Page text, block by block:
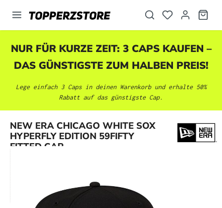
springen
NUR FÜR KURZE ZEIT: 3 CAPS KAUFEN –
DAS GÜNSTIGSTE ZUM HALBEN PREIS!
Lege einfach 3 Caps in deinen Warenkorb und erhalte 50%
Rabatt auf das günstigste Cap.
NEW ERA CHICAGO WHITE SOX
HYPERFLY EDITION 59FIFTY
FITTED CAP
Bildergalerie überspringen